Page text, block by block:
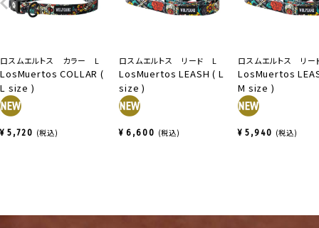
ロスムエルトス カラー L
LosMuertos COLLAR (
L size )
¥ 5,720 税込
ロスムエルトス リード L
LosMuertos LEASH ( L
size )
¥ 6,600 税込
ロスムエルトス リ
LosMuertos
M size )
¥ 5,940 税込